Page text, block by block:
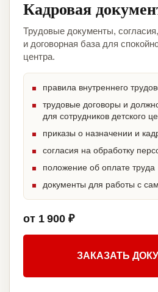
Кадровая
Трудовые документы,
и договорная база для
центра.
правила внутреннего
трудовые договоры и
для сотрудников детского
приказы о назначении и
согласия на обработку
положение об оплате труда
документы для работы с
от 1 900 ₽
ЗАКАЗАТЬ